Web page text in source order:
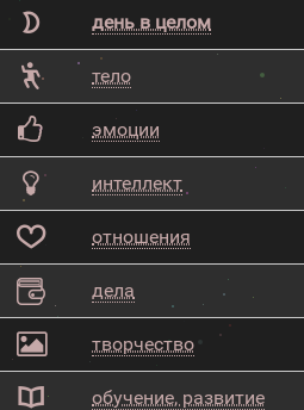
день в целом
тело
эмоции
интеллект
отношения
дела
творчество
обучение, развитие